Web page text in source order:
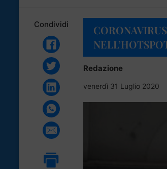
Condividi
Redazione
venerdì 31 Luglio 2020